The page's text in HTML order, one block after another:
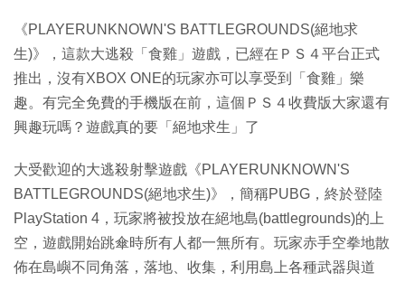
《PLAYERUNKNOWN'S BATTLEGROUNDS(絕地求
生)》，這款大逃殺「食雞」遊戲，已經在ＰＳ４平台正式
推出，沒有XBOX ONE的玩家亦可以享受到「食雞」樂
趣。有完全免費的手機版在前，這個ＰＳ４收費版大家還有
興趣玩嗎？遊戲真的要「絕地求生」了
大受歡迎的大逃殺射擊遊戲《PLAYERUNKNOWN'S
BATTLEGROUNDS(絕地求生)》，簡稱PUBG，終於登陸
PlayStation 4，玩家將被投放在絕地島(battlegrounds)的上
空，遊戲開始跳傘時所有人都一無所有。玩家赤手空拳地散
佈在島嶼不同角落，落地、收集，利用島上各種武器與道